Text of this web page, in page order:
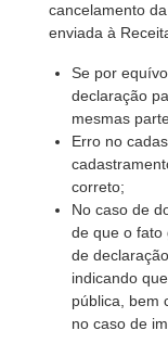
cancelamento
enviada à
Se por
declaração
mesmas
Erro no
correto;
No caso de
de que o fato
de
indicando
pública, bem
no caso de